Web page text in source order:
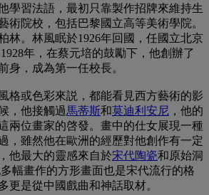
學習法語，最初只靠製作招牌來維持生
術院校，包括巴黎國立高等美術學院。
林。林風眠於1926年回國，任國立北京
年，在蔡元培的鼓勵下，他創辦了
身，成為第一任校長。
格或色彩來説，都能看見西方藝術的影
，他接觸過馬蒂斯和莫迪利安尼 ，他的
兩位畫家的啓發。畫中的仕女展現一種
，雖然他在歐洲的經歷對他創作有一定
他最大的靈感來自於宋代陶瓷和原始洞
幅畫作的方形畫面也是宋代流行的格
更是從中國戲曲和神話取材。